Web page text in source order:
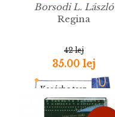
Borsodi L. László
Regina
42 lej
35.00 lej
Kosárba tesz